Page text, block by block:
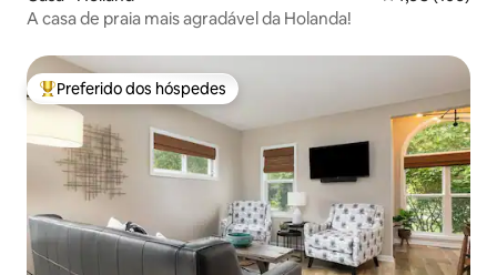
A casa de praia mais agradável da Holanda!
Entre os melhores preferidos dos hóspedes
Preferido dos hóspedes